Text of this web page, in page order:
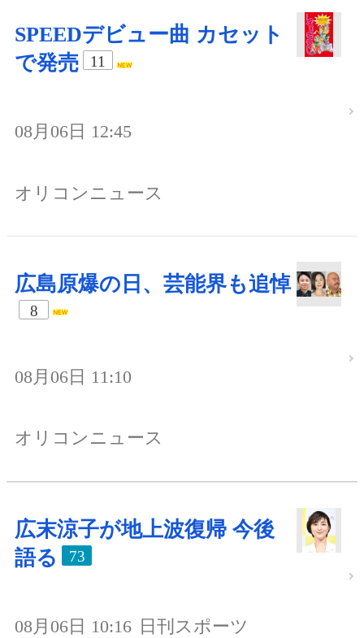
SPEEDデビュー曲 カセット
で発売
11
08月06日 12:45
オリコンニュース
広島原爆の日、芸能界も追悼
8
08月06日 11:10
オリコンニュース
広末涼子が地上波復帰 今後
語る
73
08月06日 10:16 日刊スポーツ